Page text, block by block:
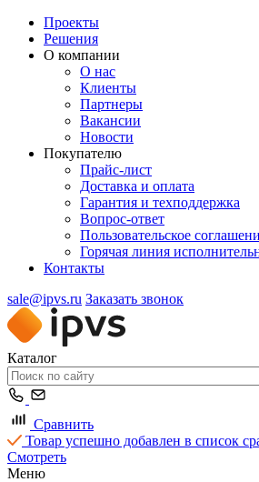
Проекты
Решения
О компании
О нас
Клиенты
Партнеры
Вакансии
Новости
Покупателю
Прайс-лист
Доставка и оплата
Гарантия и техподдержка
Вопрос-ответ
Пользовательское
Горячая линия
Контакты
sale@ipvs.ru Заказать звонок
Каталог
Сравнить
Товар успешно добавлен в список
Смотреть
Меню